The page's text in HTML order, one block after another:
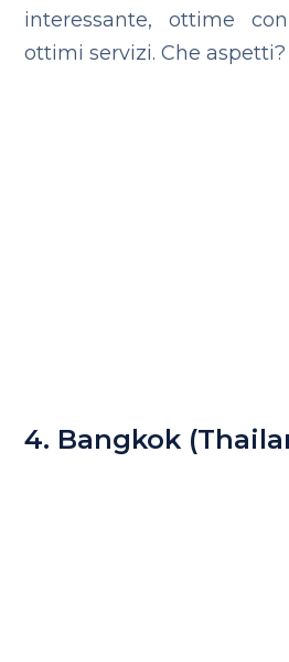
interessante, ottime
ottimi servizi. Che aspetti?
4. Bangkok